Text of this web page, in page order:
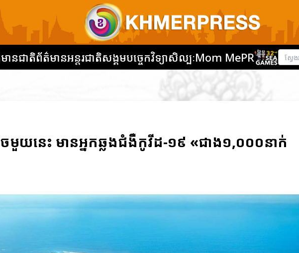
ានជាតិព័ត៌មានអន្តរជាតិសង្គមបច្ចេកវិទ្យាសិល្បៈMom MePR
យនេះ មានអ្នកឆ្លងជំងឺកូវីដ-១៩ «ជាង១,០០០នាក់